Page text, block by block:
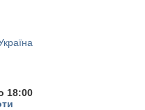
18:00